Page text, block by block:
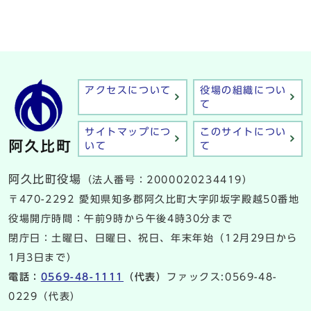
アクセスについて
役場の組織につい
て
サイトマップにつ
いて
このサイトについ
て
阿久比町役場
（法人番号：2000020234419）
〒470-2292 愛知県知多郡阿久比町大字卯坂字殿越50番地
役場開庁時間：午前9時から午後4時30分まで
閉庁日：土曜日、日曜日、祝日、年末年始（12月29日から
1月3日まで）
電話： 0569-48-1111 （代表） ファックス:0569-48-
0229（代表）